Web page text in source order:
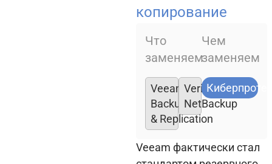
копирование
Что
заменяем
Veeam
Backup
& Replication
Veritas
NetBackup
Чем
заменяем
Veeam фактически стал